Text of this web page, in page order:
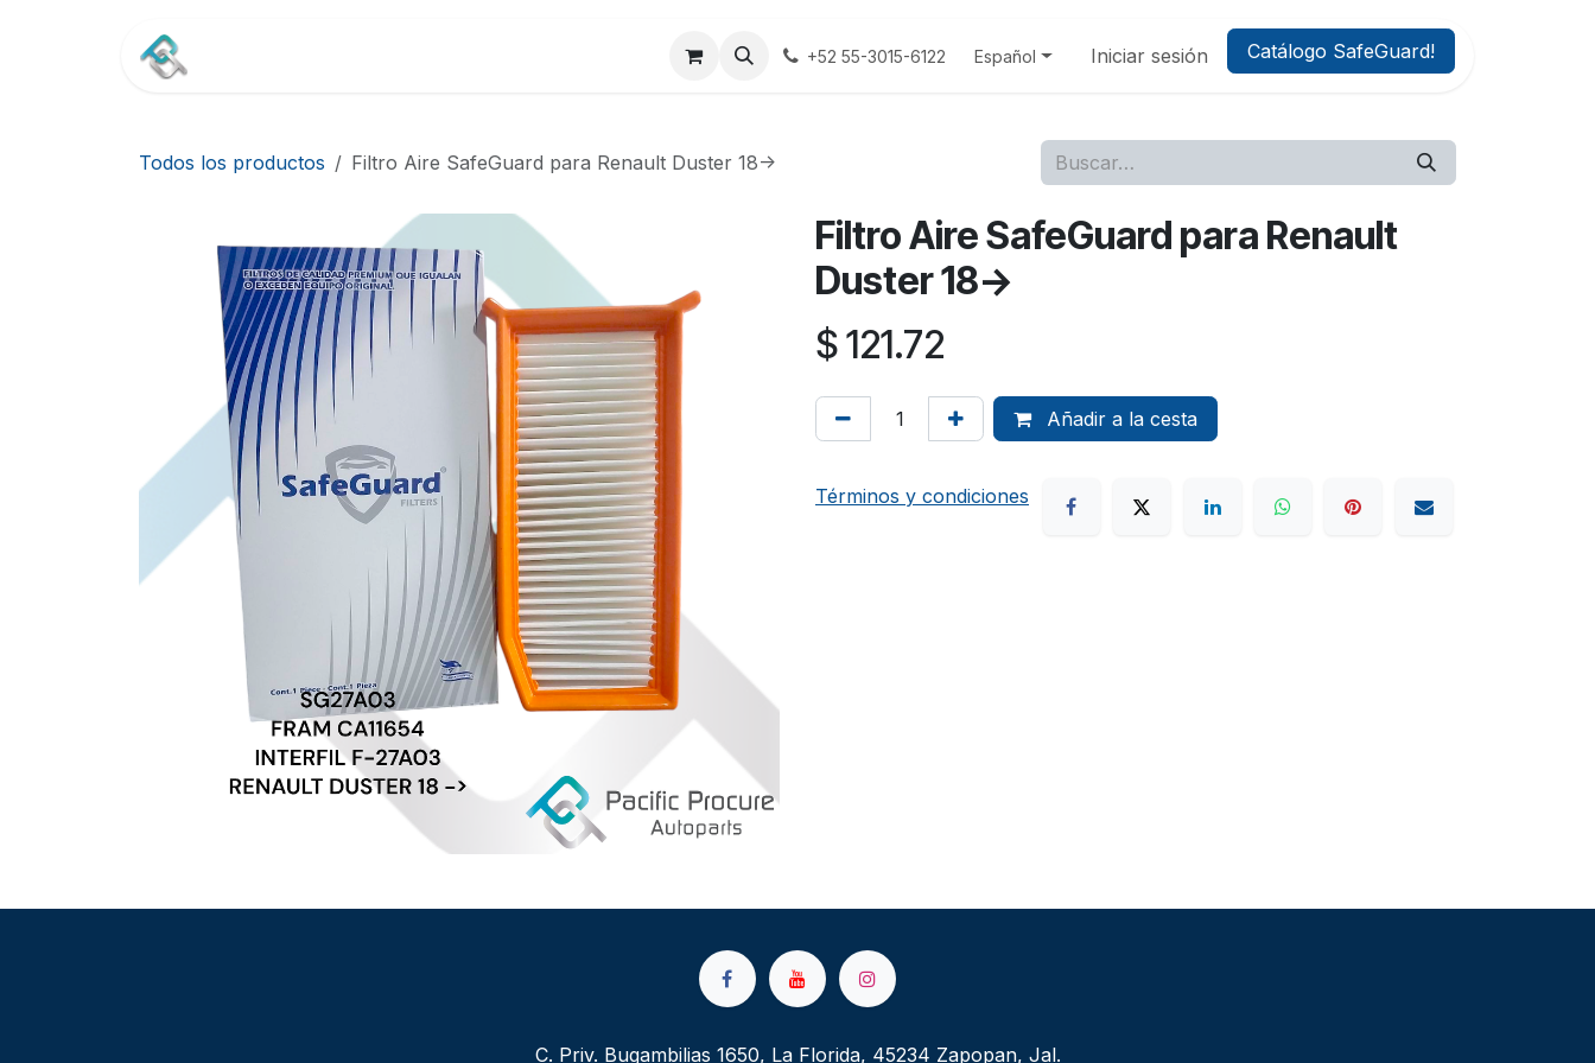
Terminos y Condiciones Aviso Privacidad
+52 55-3015-6122 Español Iniciar sesión Catálogo SafeGuard!
Todos los productos Filtro Aire SafeGuard para Renault Duster 18->
Filtro Aire SafeGuard para Renault
Duster 18->
$121.72
Añadir a la cesta
Términos y condiciones
C. Priv. Bugambilias 1650, La Florida, 45234 Zapopan, Jal.